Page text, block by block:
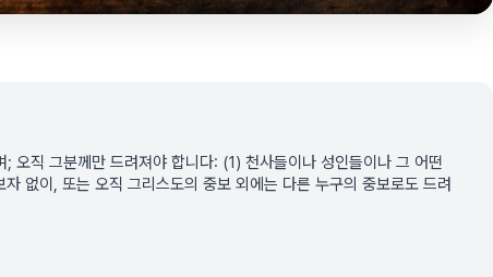
오직 그분께만 드려져야 합니다: (1) 천사들이나 성인들이나 그 어떤
없이, 또는 오직 그리스도의 중보 외에는 다른 누구의 중보로도 드려